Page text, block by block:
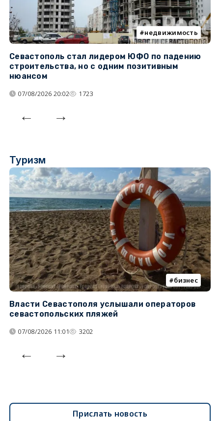
недвижимость
Севастополь стал лидером ЮФО по падению
строительства, но с одним позитивным
нюансом
07/08/2026 20:02 1723
Туризм
бизнес
Власти Севастополя услышали операторов
севастопольских пляжей
07/08/2026 11:01 3202
Прислать новость